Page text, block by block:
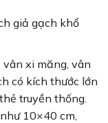
giả gạch khổ
vân xi măng, vân
có kích thước lớn
truyền thống.
10×40 cm,